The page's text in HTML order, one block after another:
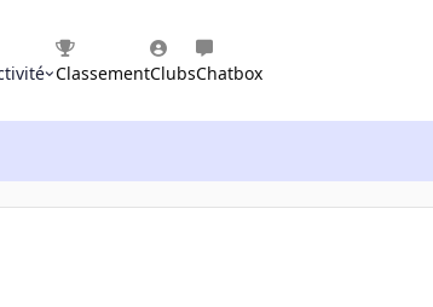
ClassementClubsChatbox